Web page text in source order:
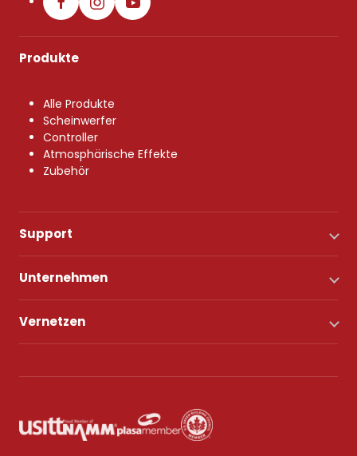
Produkte
Alle Produkte
Scheinwerfer
Controller
Atmosphärische Effekte
Zubehör
Support
Unternehmen
Vernetzen